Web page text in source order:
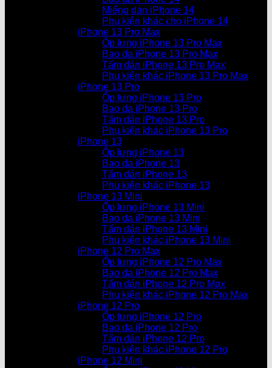
Miếng dán iPhone 14
Phụ kiện khác cho iPhone 14
iPhone 13 Pro Max
Ốp lưng iPhone 13 Pro Max
Bao da iPhone 13 Pro Max
Tấm dán iPhone 13 Pro Max
Phụ kiện khác iPhone 13 Pro Max
iPhone 13 Pro
Ốp lưng iPhone 13 Pro
Bao da iPhone 13 Pro
Tấm dán iPhone 13 Pro
Phụ kiện khác iPhone 13 Pro
iPhone 13
Ốp lưng iPhone 13
Bao da iPhone 13
Tấm dán iPhone 13
Phụ kiện khác iPhone 13
iPhone 13 Mini
Ốp lưng iPhone 13 Mini
Bao da iPhone 13 Mini
Tấm dán iPhone 13 Mini
Phụ kiện khác iPhone 13 Mini
iPhone 12 Pro Max
Ốp lưng iPhone 12 Pro Max
Bao da iPhone 12 Pro Max
Tấm dán iPhone 12 Pro Max
Phụ kiện khác iPhone 12 Pro Max
iPhone 12 Pro
Ốp lưng iPhone 12 Pro
Bao da iPhone 12 Pro
Tấm dán iPhone 12 Pro
Phụ kiện khác iPhone 12 Pro
iPhone 12 Mini